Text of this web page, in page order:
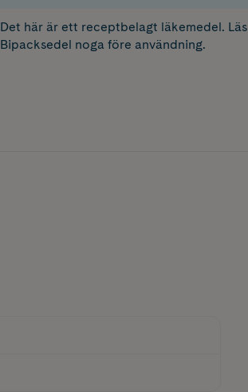
Det här är ett receptbelagt läkemedel. Läs
Bipacksedel noga före användning.